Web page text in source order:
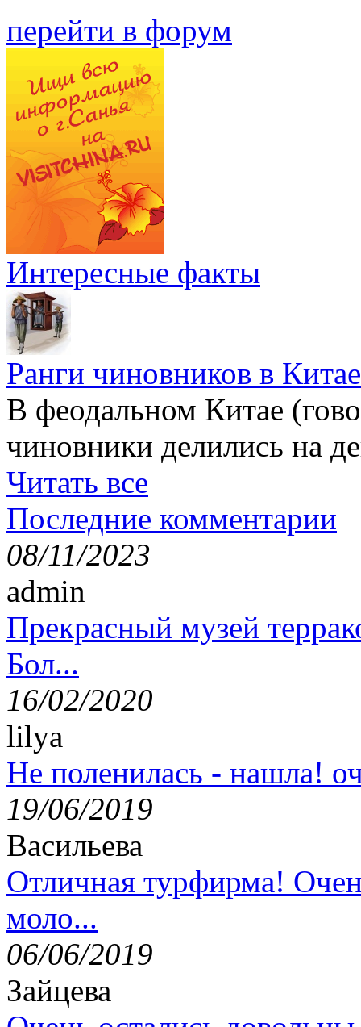
перейти в форум
Интересные факты
Ранги чиновников в Китае
В феодальном Китае
чиновники делились на
Читать все
Последние комментарии
08/11/2023
admin
Прекрасный музей
Бол...
16/02/2020
lilya
Не поленилась - нашла!
19/06/2019
Васильева
Отличная турфирма!
моло...
06/06/2019
Зайцева